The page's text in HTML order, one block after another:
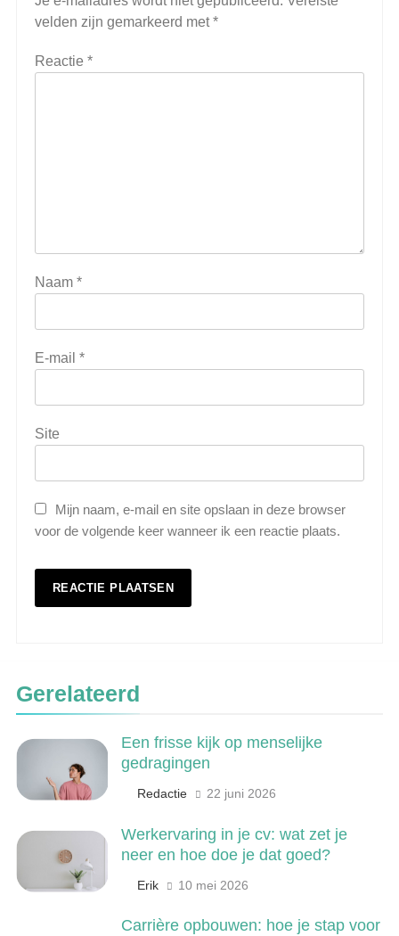
velden zijn gemarkeerd met*
Reactie *
Naam *
E-mail *
Site
Mijn naam, e-mail en site opslaan in deze browser
voor de volgende keer wanneer ik een reactie plaats.
Gerelateerd
Een frisse kijk op menselijke
gedragingen
Redactie 22 juni 2026
Werkervaring in je cv: wat zet je
neer en hoe doe je dat goed?
Erik 10 mei 2026
Carrière opbouwen: hoe je stap voor
5
De 538 Ochtendshow: dit moet je
weten over het populairste
ochtendduo van Nederland
MEDIA EN COMMUNICATIE
Kwantitatief of kwalitatief
onderzoek: wat is het verschil?